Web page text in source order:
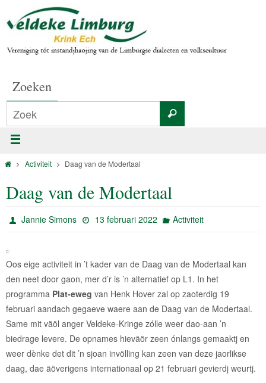
Zoeken
Activiteit Daag van de Modertaal
Daag van de Modertaal
Jannie Simons 13 februari 2022 Activiteit
Oos eige activiteit in ’t kader van de Daag van de Modertaal kan
den neet door gaon, mer d’r is ’n alternatief op L1. In het
programma Plat-eweg van Henk Hover zal op zaoterdig 19
februari aandach gegaeve waere aan de Daag van de Modertaal.
Same mit väöl anger Veldeke-Kringe zólle weer dao-aan ’n
biedrage levere. De opnames hieväör zeen ónlangs gemaaktj en
weer dènke det dit ’n sjoan invölling kan zeen van deze jaorlikse
daag, dae äöverigens internationaal op 21 februari gevierdj weurtj.